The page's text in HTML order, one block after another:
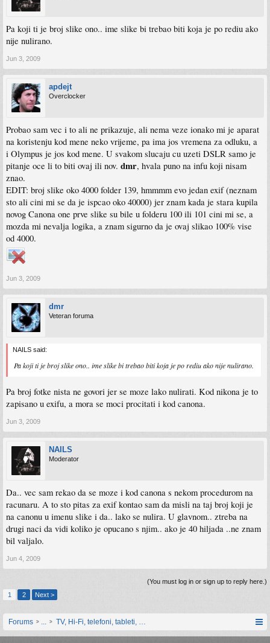
Pa koji ti je broj slike ono.. ime slike bi trebao biti koja je po rediu ako
nije nulirano.
Jun 3, 2009
apdejt
Overclocker
Probao sam vec i to ali ne prikazuje, ali nema veze ionako mi je aparat
na koristenju kod mene neko vrijeme, pa ima jos vremena za odluku, a
i Olympus je jos kod mene. U svakom slucaju cu uzeti DSLR samo je
pitanje oce li to biti ovaj ili nov. dmr, hvala puno na infu koji nisam
znao.
EDIT: broj slike oko 4000 folder 139, hmmmm evo jedan exif (neznam
sto ali cini mi se da je ispcao oko 40000) jer znam kada je stara kupila
novog Canona one prve slike su bile u folderu 100 ili 101 cini mi se, a
mozda mi nevalja logika, a znam sigurno da je ovaj slikao 100% vise
od 4000.
Jun 3, 2009
dmr
Veteran foruma
NAILS said:
Pa koji ti je broj slike ono.. ime slike bi trebao biti koja je po rediu ako nije nulirano.
Pa broj fotke nista ne govori jer se moze lako nulirati. Kod nikona je to
zapisano u exifu, a mora se moci procitati i kod canona.
Jun 3, 2009
NAILS
Moderator
Da.. vec sam rekao da se moze i kod canona s nekom procedurom na
racunaru. A to sto pitas za exif kontao sam da misli na taj broj koji je
na canonu u imenu slike i da.. lako se nulira. U glavnom.. ztreba na
drugi naci da vidi koliko je opucano s njim.. ako je 40 hiljada ..ne znam
bil valjalo.
Jun 4, 2009
(You must log in or sign up to reply here.)
1
2 Next >
Forums ... TV, Hi-Fi, telefoni, tableti, satovi, IoT oprema